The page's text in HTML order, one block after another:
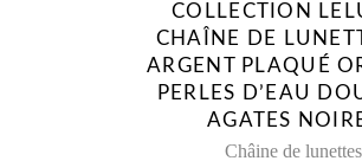
COLLECTION
CHAÎNE DE
ARGENT PLAQUÉ
PERLES D’EAU
AGATES
Châine de lunettes